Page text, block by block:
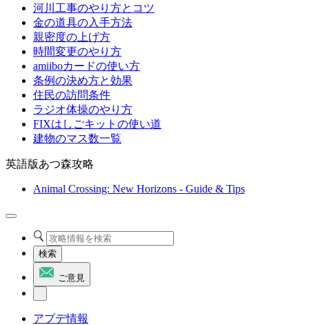
河川工事のやり方とコツ
金の道具の入手方法
親密度の上げ方
時間変更のやり方
amiiboカードの使い方
条例の決め方と効果
住民の訪問条件
ラジオ体操のやり方
FIXはしごキットの使い道
建物のマス数一覧
英語版あつ森攻略
Animal Crossing: New Horizons - Guide & Tips
検索
ご意見
アプデ情報